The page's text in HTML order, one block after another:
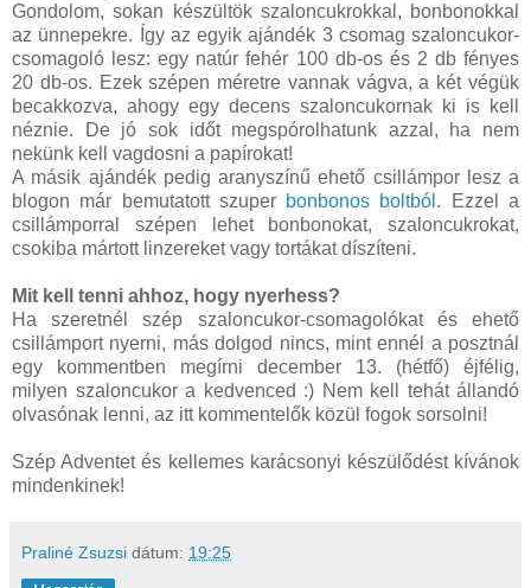
Gondolom, sokan készültök szaloncukrokkal, bonbonokkal
az ünnepekre. Így az egyik ajándék 3 csomag szaloncukor-
csomagoló lesz: egy natúr fehér 100 db-os és 2 db fényes
20 db-os. Ezek szépen méretre vannak vágva, a két végük
becakkozva, ahogy egy decens szaloncukornak ki is kell
néznie. De jó sok időt megspórolhatunk azzal, ha nem
nekünk kell vagdosni a papírokat!
A másik ajándék pedig aranyszínű ehető csillámpor lesz a
blogon már bemutatott szuper bonbonos boltból . Ezzel a
csillámporral szépen lehet bonbonokat, szaloncukrokat,
csokiba mártott linzereket vagy tortákat díszíteni.
Mit kell tenni ahhoz, hogy nyerhess?
Ha szeretnél szép szaloncukor-csomagolókat és ehető
csillámport nyerni, más dolgod nincs, mint ennél a posztnál
egy kommentben megírni december 13. (hétfő) éjfélig,
milyen szaloncukor a kedvenced :) Nem kell tehát állandó
olvasónak lenni, az itt kommentelők közül fogok sorsolni!
Szép Adventet és kellemes karácsonyi készülődést kívánok
mindenkinek!
Praliné Zsuzsi dátum: 19:25